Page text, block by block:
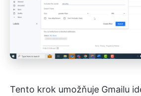
Tento krok umožňuje Gmailu